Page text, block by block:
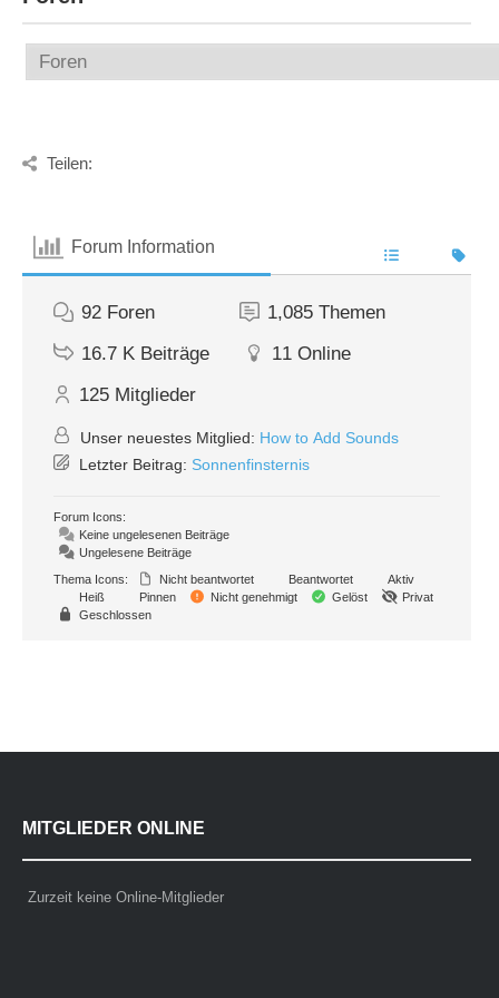
Teilen:
Forum Information
92 Foren 1,085 Themen
16.7 K Beiträge 11 Online
125 Mitglieder
Unser neuestes Mitglied: How to Add Sounds
Letzter Beitrag: Sonnenfinsternis
Forum Icons:
Keine ungelesenen Beiträge
Ungelesene Beiträge
Thema Icons:
Nicht beantwortet Beantwortet
Aktiv
Heiß
Pinnen Nicht genehmigt Gelöst
Privat
Geschlossen
MITGLIEDER ONLINE
Zurzeit keine Online-Mitglieder